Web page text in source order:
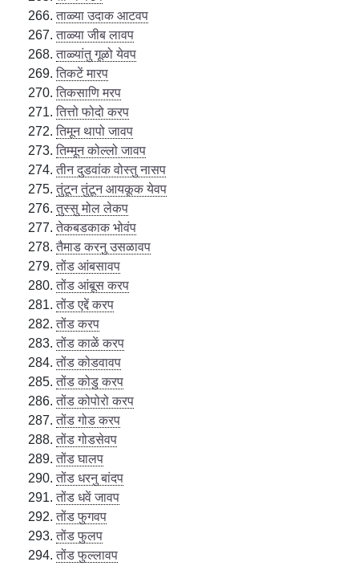
ताळ्या उदाक आटवप
ताळ्या जीब लावप
ताळ्यांतु गूळो येवप
तिकटें मारप
तिकसाणि मरप
तित्तो फोदो करप
तिमून थापो जावप
तिम्मून कोल्लो जावप
तीन दुडवांक वोस्तु नासप
तुंटून तुंटून आयकूक येवप
तुस्सु मोल लेकप
तेकबडकाक भोवंप
तैमाड करनु उसळावप
तोंड आंबसावप
तोंड आंबूस करप
तोंड एद्दें करप
तोंड करप
तोंड काळें करप
तोंड कोडवावप
तोंड कोडु करप
तोंड कोपोरो करप
तोंड गोड करप
तोंड गोडसेवप
तोंड घालप
तोंड धरनु बांदप
तोंड धवें जावप
तोंड फुगवप
तोंड फुलप
तोंड फुल्लावप